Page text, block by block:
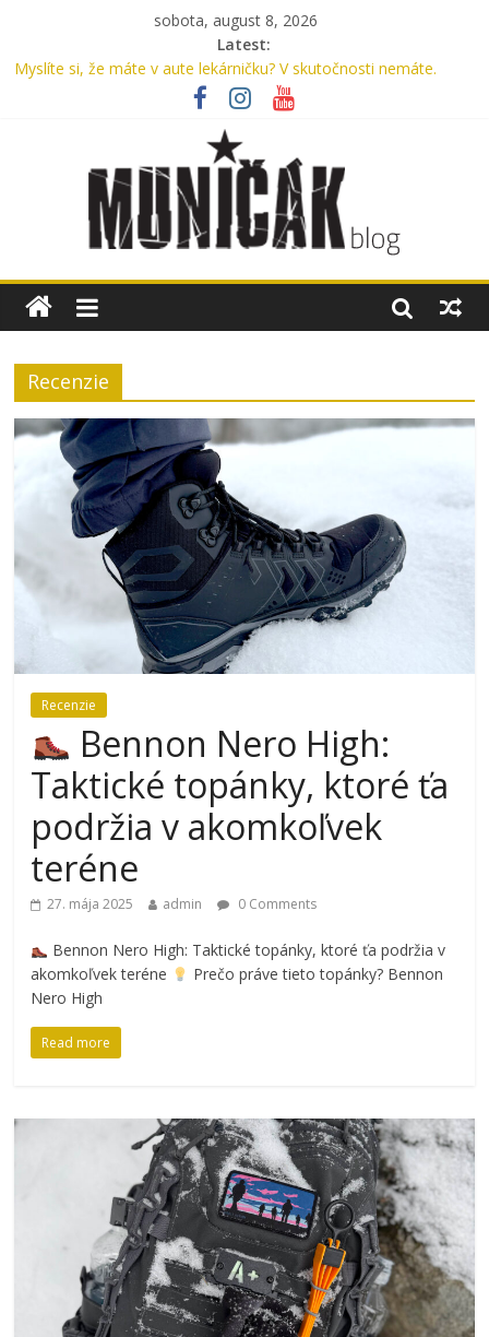
sobota, august 8, 2026
Latest:
Myslíte si, že máte v aute lekárničku? V skutočnosti nemáte.
Bennon Nero High: Taktické topánky, ktoré ťa podržia v
Dragon Egg Mk II: Taktická výbava, ktorá zvládne aj mestský
Legenda, ktorú nosíme každý deň: UTP nohavice od Helikon-Tex
oslavujú 15 rokov
Oxford, Nylon alebo Cordura? Kompletný sprievodca výberom
Recenzie
Recenzie
Bennon Nero High:
Taktické topánky, ktoré ťa
podržia v akomkoľvek
teréne
27. mája 2025 admin 0 Comments
Bennon Nero High: Taktické topánky, ktoré ťa podržia v
akomkoľvek teréne
Prečo práve tieto topánky? Bennon
Nero High
Read more